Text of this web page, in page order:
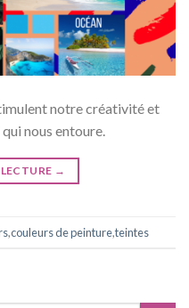
notre créativité et
nous entoure.
→
,couleurs de peinture,teintes